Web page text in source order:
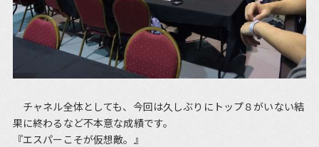
チャネル全体としても、今回は久しぶりにトップ８がいない結
果に終わるなど不本意な成績です。
『エスパーこそが仮想敵。』